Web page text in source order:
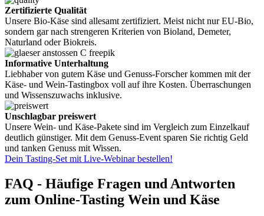
Zertifizierte Qualität
Unsere Bio-Käse sind allesamt zertifiziert. Meist nicht nur EU-Bio,
sondern gar nach strengeren Kriterien von Bioland, Demeter,
Naturland oder Biokreis.
Informative Unterhaltung
Liebhaber von gutem Käse und Genuss-Forscher kommen mit der
Käse- und Wein-Tastingbox voll auf ihre Kosten. Überraschungen
und Wissenszuwachs inklusive.
Unschlagbar preiswert
Unsere Wein- und Käse-Pakete sind im Vergleich zum Einzelkauf
deutlich günstiger. Mit dem Genuss-Event sparen Sie richtig Geld
und tanken Genuss mit Wissen.
Dein Tasting-Set mit Live-Webinar bestellen!
FAQ - Häufige Fragen und Antworten
zum Online-Tasting Wein und Käse